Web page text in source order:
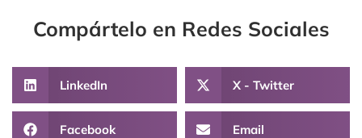
Compártelo en Redes Sociales
LinkedIn X - Twitter
Facebook Email